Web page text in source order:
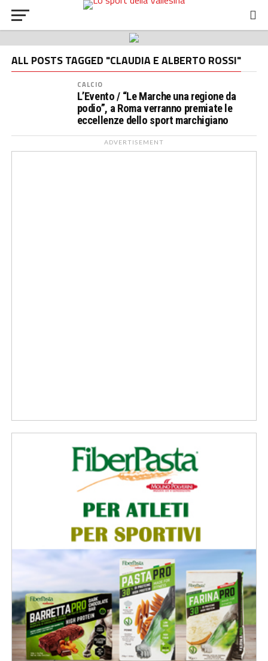
ALL POSTS TAGGED "CLAUDIA E ALBERTO ROSSI"
CALCIO
L’Evento / “Le Marche una regione da
podio”, a Roma verranno premiate le
eccellenze dello sport marchigiano
ADVERTISEMENT